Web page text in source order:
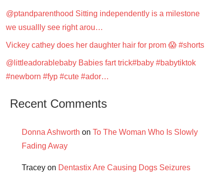
@ptandparenthood Sitting independently is a milestone
we usuallly see right arou…
Vickey cathey does her daughter hair for prom 😱 #shorts
@littleadorablebaby Babies fart trick#baby #babytiktok
#newborn #fyp #cute #ador…
Recent Comments
Donna Ashworth on To The Woman Who Is Slowly
Fading Away
Tracey on Dentastix Are Causing Dogs Seizures